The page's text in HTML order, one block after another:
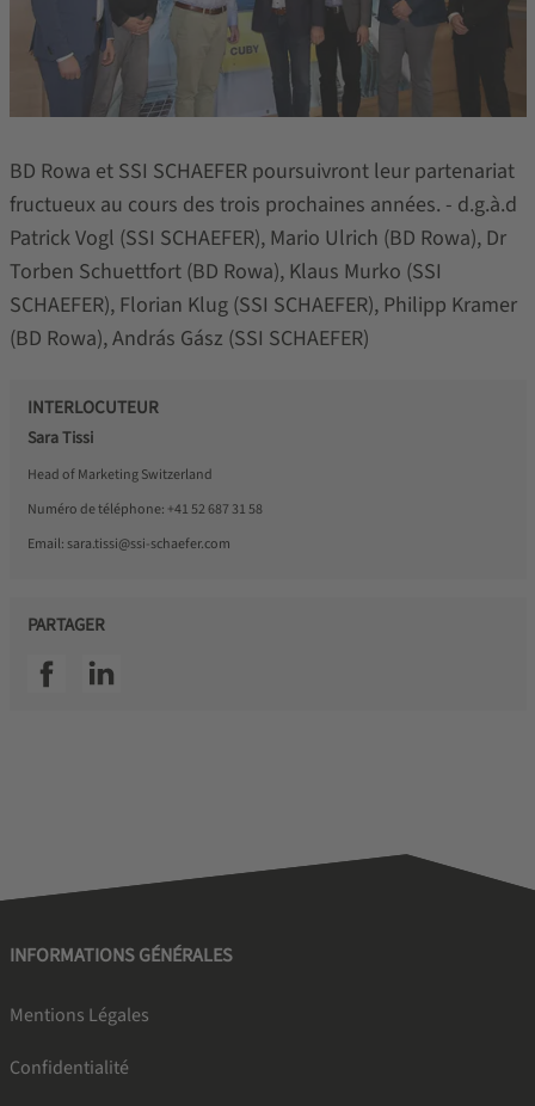
BD Rowa et SSI SCHAEFER poursuivront leur partenariat
fructueux au cours des trois prochaines années. - d.g.à.d
Patrick Vogl (SSI SCHAEFER), Mario Ulrich (BD Rowa), Dr
Torben Schuettfort (BD Rowa), Klaus Murko (SSI
SCHAEFER), Florian Klug (SSI SCHAEFER), Philipp Kramer
(BD Rowa), András Gász (SSI SCHAEFER)
INTERLOCUTEUR
Sara Tissi
Head of Marketing Switzerland
Numéro de téléphone: +41 52 687 31 58
Email: sara.tissi@ssi-schaefer.com
PARTAGER
SSI facebookSSI linkedin
INFORMATIONS GÉNÉRALES
Mentions Légales
Confidentialité